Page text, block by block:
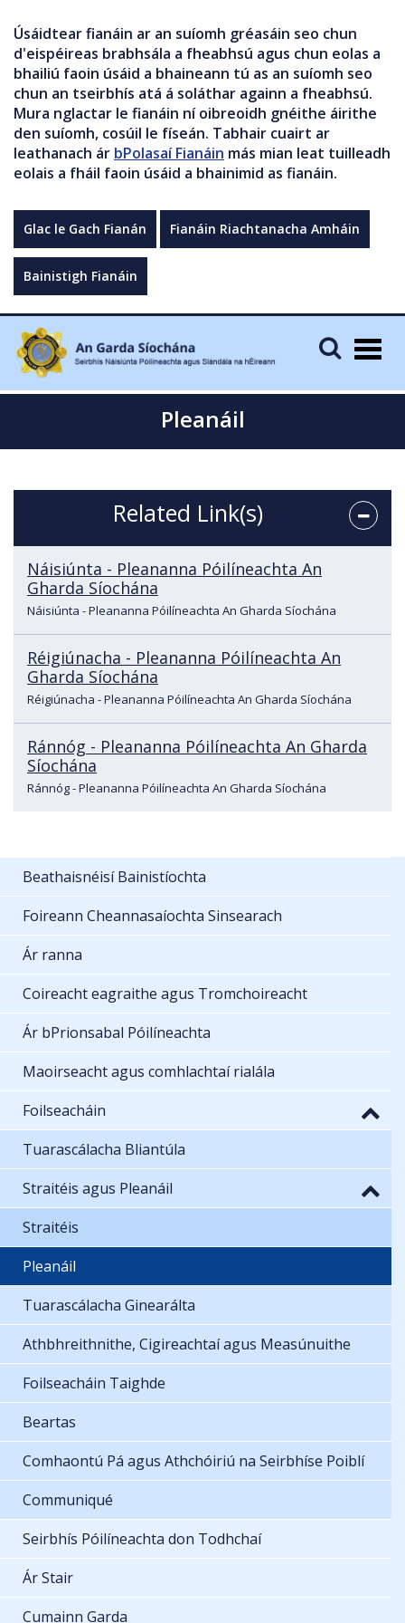
Úsáidtear fianáin ar an suíomh gréasáin seo chun
d'eispéireas brabhsála a fheabhsú agus chun eolas a
bhailiú faoin úsáid a bhaineann tú as an suíomh seo
chun an tseirbhís atá á soláthar againn a fheabhsú.
Mura nglactar le fianáin ní oibreoidh gnéithe áirithe
den suíomh, cosúil le físeán. Tabhair cuairt ar
leathanach ár bPolasaí Fianáin más mian leat tuilleadh
eolais a fháil faoin úsáid a bhainimid as fianáin.
Glac le Gach Fianán Fianáin Riachtanacha Amháin
Bainistigh Fianáin
Pleanáil
Related Link(s)
Náisiúnta - Pleananna Póilíneachta An
Gharda Síochána
Náisiúnta - Pleananna Póilíneachta An Gharda Síochána
Réigiúnacha - Pleananna Póilíneachta An
Gharda Síochána
Réigiúnacha - Pleananna Póilíneachta An Gharda Síochána
Ránnóg - Pleananna Póilíneachta An Gharda
Síochána
Ránnóg - Pleananna Póilíneachta An Gharda Síochána
Beathaisnéisí Bainistíochta
Foireann Cheannasaíochta Sinsearach
Ár ranna
Coireacht eagraithe agus Tromchoireacht
Ár bPrionsabal Póilíneachta
Maoirseacht agus comhlachtaí rialála
Foilseacháin
Tuarascálacha Bliantúla
Straitéis agus Pleanáil
Straitéis
Pleanáil
Tuarascálacha Ginearálta
Athbhreithnithe, Cigireachtaí agus Measúnuithe
Foilseacháin Taighde
Beartas
Comhaontú Pá agus Athchóiriú na Seirbhíse Poiblí
Communiqué
Seirbhís Póilíneachta don Todhchaí
Ár Stair
Cumainn Garda